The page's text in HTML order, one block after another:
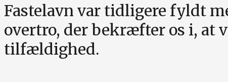
Fastelavn var tidligere fyldt
overtro, der bekræfter os i, at
tilfældighed.